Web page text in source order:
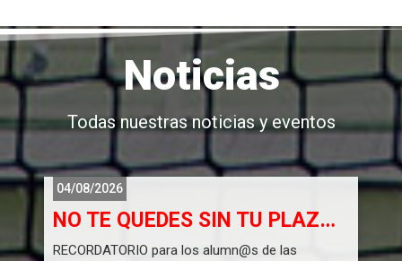
Noticias
Todas nuestras noticias y eventos
04/08/2026
NO TE QUEDES SIN TU PLAZA...
RECORDATORIO para los alumn@s de las